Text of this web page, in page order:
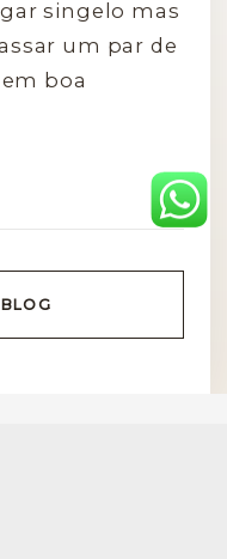
singelo mas
um par de
boa